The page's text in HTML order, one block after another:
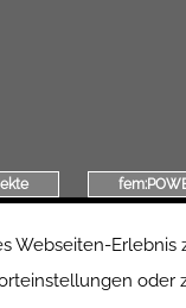
Erlebnis
oder